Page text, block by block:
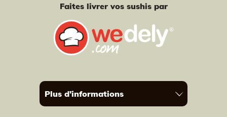
Faites livrer vos sushis par